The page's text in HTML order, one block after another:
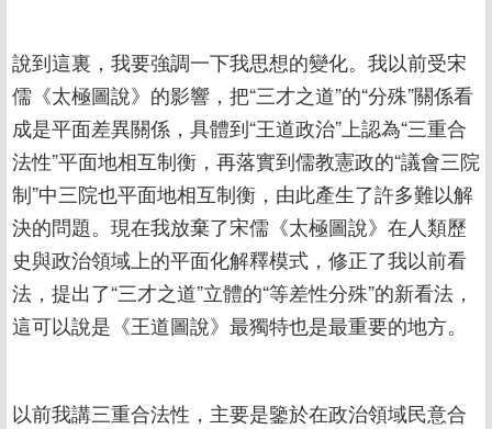
說到這裏，我要強調一下我思想的變化。我以前受宋
儒《太極圖說》的影響，把“三才之道”的“分殊”關係看
成是平面差異關係，具體到“王道政治”上認為“三重合
法性”平面地相互制衡，再落實到儒教憲政的“議會三院
制”中三院也平面地相互制衡，由此產生了許多難以解
決的問題。現在我放棄了宋儒《太極圖說》在人類歷
史與政治領域上的平面化解釋模式，修正了我以前看
法，提出了“三才之道”立體的“等差性分殊”的新看法，
這可以說是《王道圖說》最獨特也是最重要的地方。
以前我講三重合法性，主要是鑒於在政治領域民意合